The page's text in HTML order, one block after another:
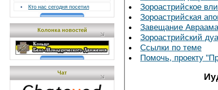
•
Кто нас сегодня посетил
Колонка новостей
Чат
Зороастрийское
Зороастрийская
Завещание
Зороастрийский
Ссылки по теме
Помочь, проекту